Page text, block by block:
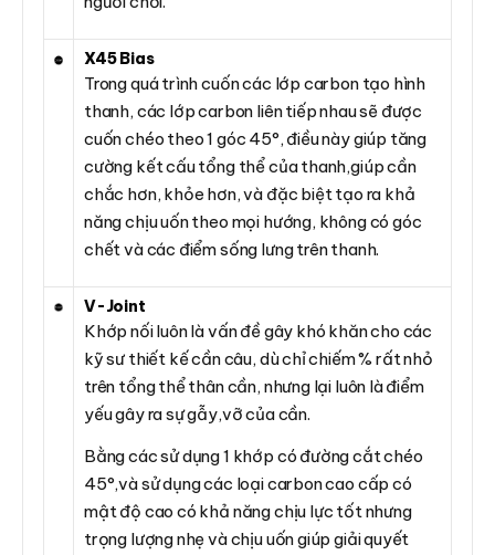
X45 Bias
Trong quá trình cuốn các lớp carbon tạo hình
thanh, các lớp carbon liên tiếp nhau sẽ được
cuốn chéo theo 1 góc 45°, điều này giúp tăng
cường kết cấu tổng thể của thanh,giúp cần
chắc hơn, khỏe hơn, và đặc biệt tạo ra khả
năng chịu uốn theo mọi hướng, không có góc
chết và các điểm sống lưng trên thanh.
V-Joint
Khớp nối luôn là vấn đề gây khó khăn cho các
kỹ sư thiết kế cần câu, dù chỉ chiếm % rất nhỏ
trên tổng thể thân cần, nhưng lại luôn là điểm
yếu gây ra sự gẫy,vỡ của cần.
Bằng các sử dụng 1 khớp có đường cắt chéo
45°,và sử dụng các loại carbon cao cấp có
mật độ cao có khả năng chịu lực tốt nhưng
trọng lượng nhẹ và chịu uốn giúp giải quyết